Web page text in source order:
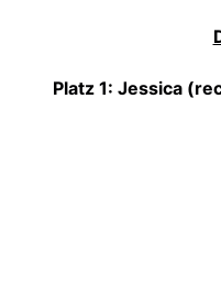
Platz 1: Jessica